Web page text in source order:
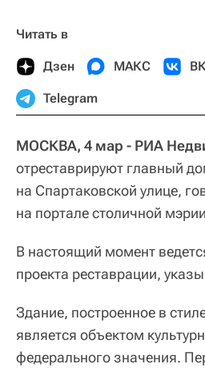
Читать в
Дзен МАКС
Telegram
МОСКВА, 4 мар - РИА
отреставрируют главный
на Спартаковской улице,
на портале столичной
В настоящий момент
проекта реставрации,
Здание, построенное в
является объектом
федерального значения.